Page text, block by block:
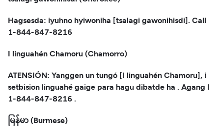
Hagsesda: iyuhno hyiwoniha [tsalagi gawonihisdi]. Call
1-844-847-8216
I linguahén Chamoru (Chamorro)
ATENSIÓN: Yanggen un tungó [I linguahén Chamoru], i
setbision linguahé gaige para hagu dibatde ha . Agang I
1-844-847-8216 .
မြန်မာ (Burmese)